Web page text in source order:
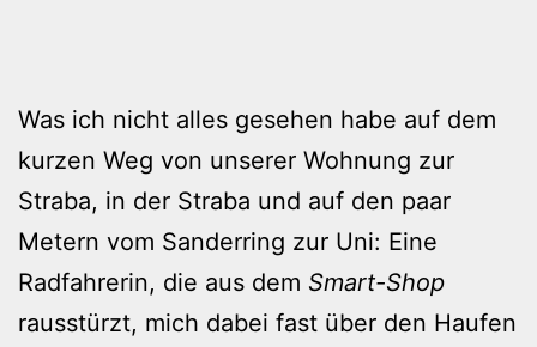
Was ich nicht alles gesehen habe auf dem
kurzen Weg von unserer Wohnung zur
Straba, in der Straba und auf den paar
Metern vom Sanderring zur Uni: Eine
Radfahrerin, die aus dem Smart-Shop
rausstürzt, mich dabei fast über den Haufen